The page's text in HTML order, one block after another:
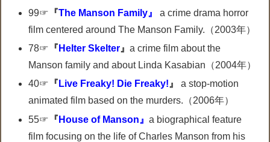
99☞ 『The Manson Family』
a crime drama horror
film centered around The Manson Family.（2003年）
78☞ 『 Helter Skelter 』a crime film about the
Manson family and about Linda Kasabian（2004年）
40☞ 『 Live Freaky! Die Freaky!』
a stop-motion
animated film based on the murders.（2006年）
55☞ 『 House of Manson』a biographical feature
film focusing on the life of Charles Manson from his